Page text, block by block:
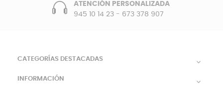
ATENCIÓN PERSONALIZADA
945 10 14 23- 673 378 907
CATEGORÍAS DESTACADAS 
INFORMACIÓN 